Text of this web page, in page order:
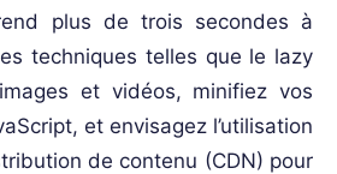
plus de trois secondes à
techniques telles que le lazy
et vidéos, minifiez vos
et envisagez l’utilisation
de contenu (CDN) pour